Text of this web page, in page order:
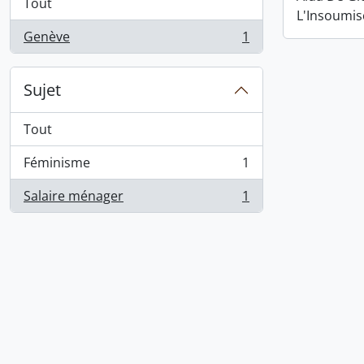
Genève
, 1 résultats 1
Sujet
Tout
Féminisme
, 1 résultats
1
Salaire ménager
, 1 résultats 1